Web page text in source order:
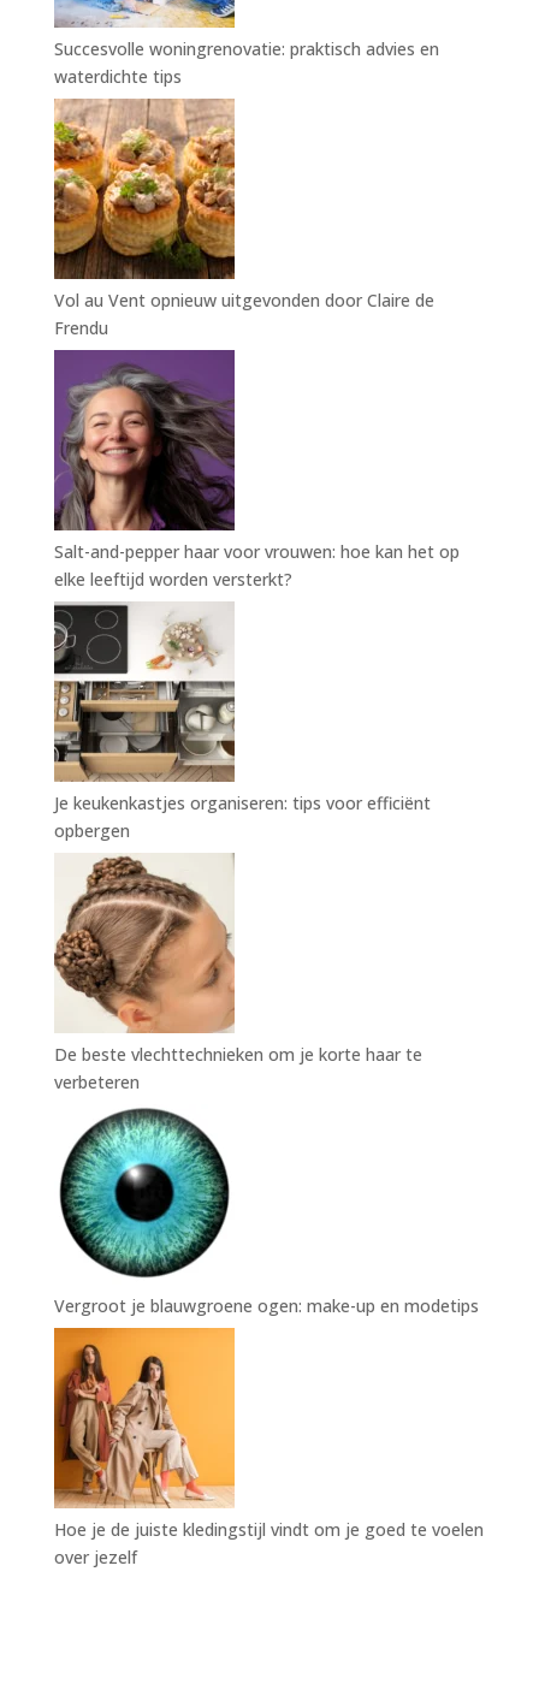
Succesvolle woningrenovatie: praktisch advies en
waterdichte tips
Vol au Vent opnieuw uitgevonden door Claire de
Frendu
Salt-and-pepper haar voor vrouwen: hoe kan het op
elke leeftijd worden versterkt?
Je keukenkastjes organiseren: tips voor efficiënt
opbergen
De beste vlechttechnieken om je korte haar te
verbeteren
Vergroot je blauwgroene ogen: make-up en modetips
Hoe je de juiste kledingstijl vindt om je goed te voelen
over jezelf